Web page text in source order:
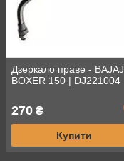
Дзеркало праве - BAJAJ
BOXER 150 | DJ221004
270 ₴
Купити